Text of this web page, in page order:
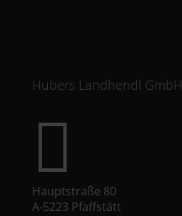
Hubers Landhendl GmbH

Hauptstraße 80
A-5223 Pfaffstätt